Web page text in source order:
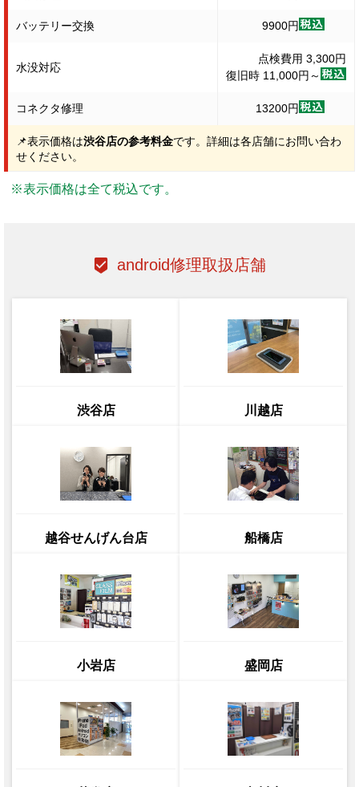
バッテリー交換 9900円
水没対応
点検費用 3,300円
復旧時 11,000円～
コネクタ修理 13200円
📌表示価格は渋谷店の参考料金です。詳細は各店舗にお問い合わ
せください。
※表示価格は全て税込です。
android修理取扱店舗
渋谷店 川越店
越谷せんげん台店 船橋店
小岩店 盛岡店